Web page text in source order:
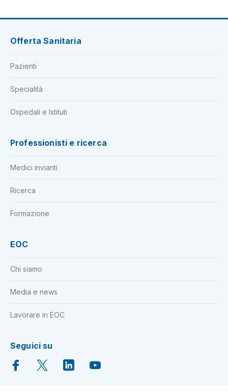
Offerta Sanitaria
Pazienti
Specialità
Ospedali e Istituti
Professionisti e ricerca
Medici invianti
Ricerca
Formazione
EOC
Chi siamo
Media e news
Lavorare in EOC
Seguici su